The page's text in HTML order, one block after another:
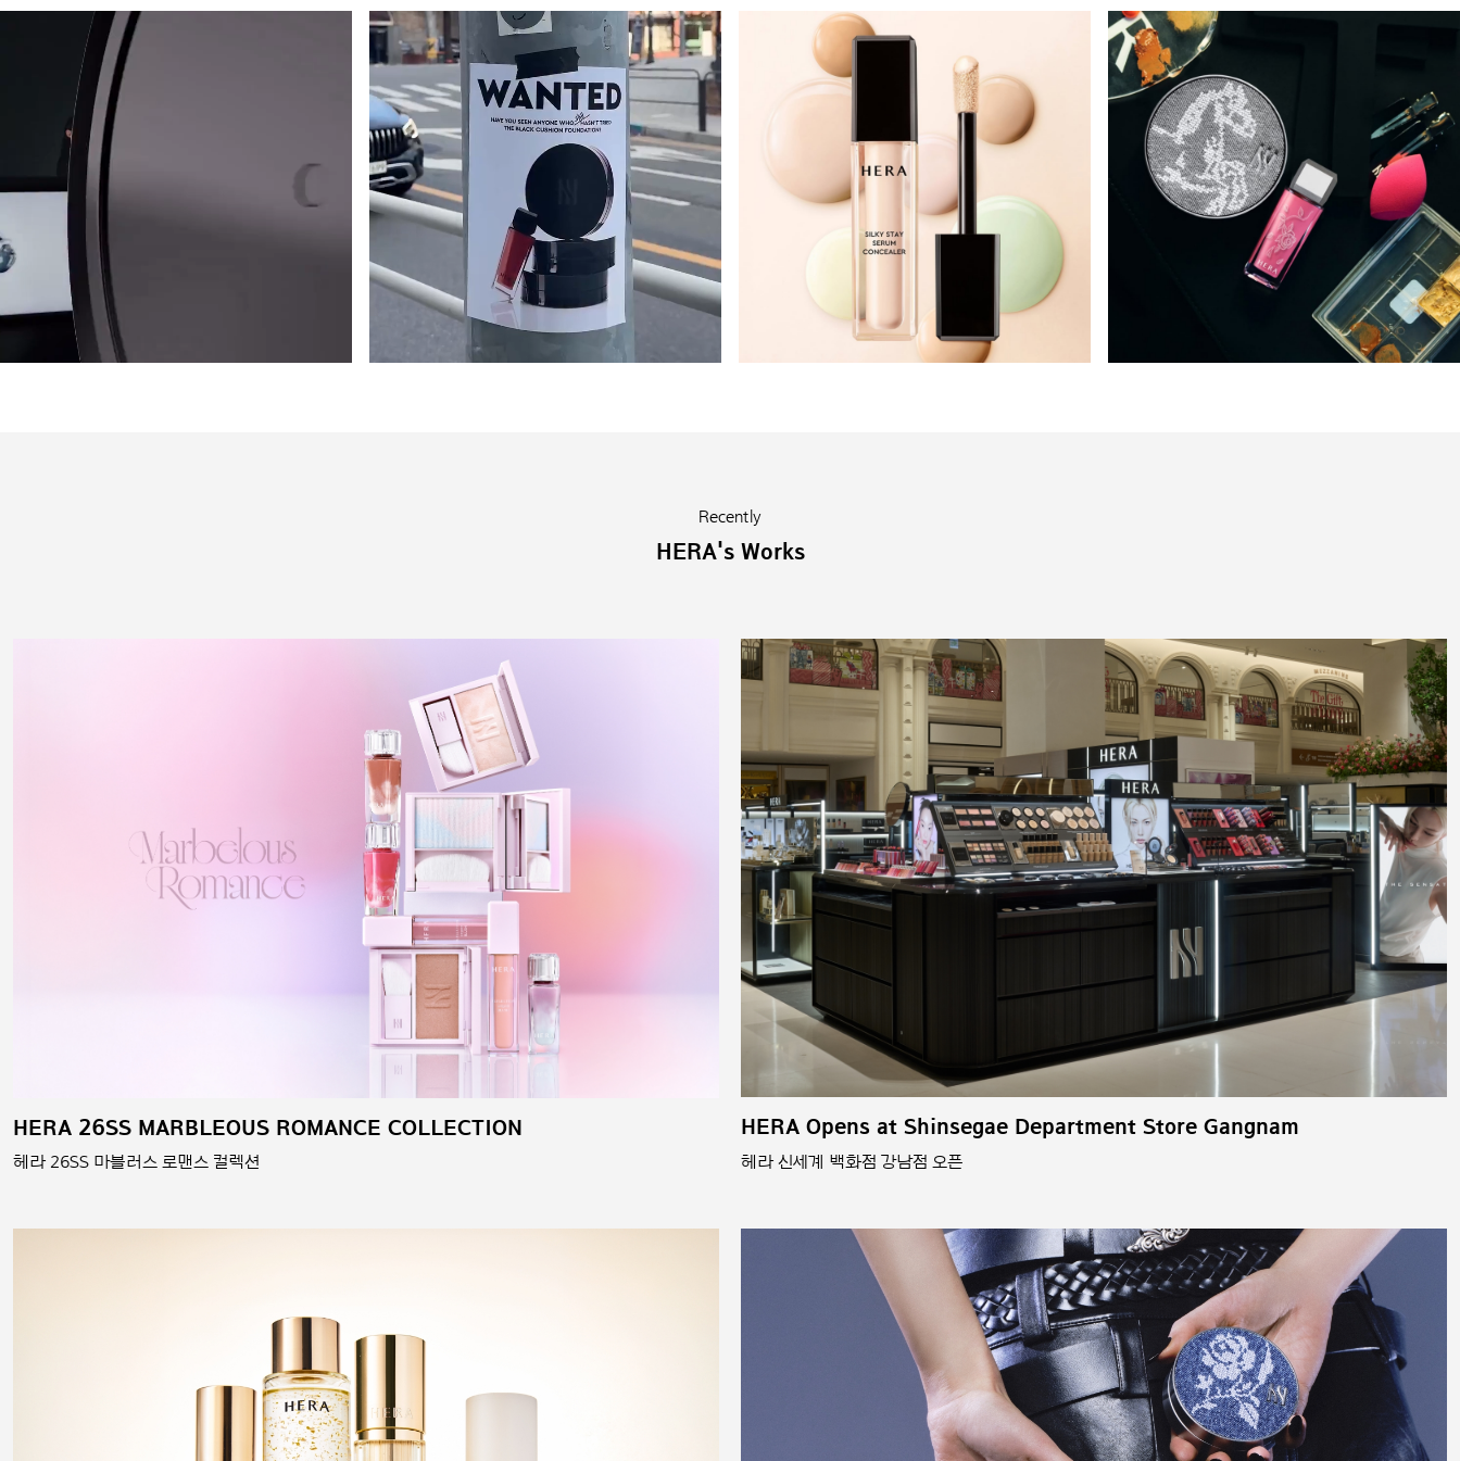
Recently
HERA's Works
HERA 26SS MARBLEOUS ROMANCE COLLECTION
헤라 26SS 마블러스 로맨스 컬렉션
HERA Opens at Shinsegae Department Store Gangnam
헤라 신세계 백화점 강남점 오픈